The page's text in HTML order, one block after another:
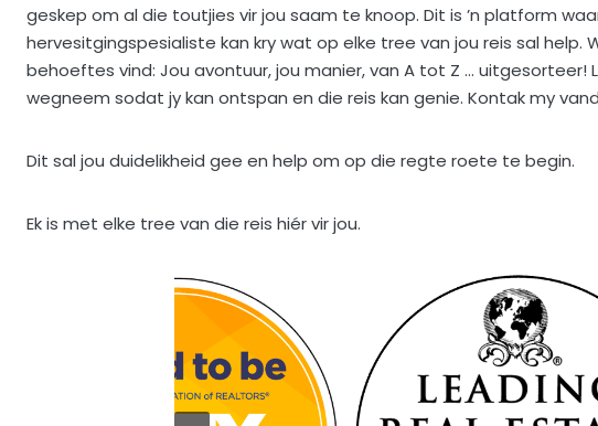
geskep om al die toutjies vir jou saam te knoop. Dit is ’n platform
hervesitgingspesialiste kan kry wat op elke tree van jou reis sal help.
behoeftes vind: Jou avontuur, jou manier, van A tot Z … uitgesorteer!
wegneem sodat jy kan ontspan en die reis kan genie. Kontak my
Dit sal jou duidelikheid gee en help om op die regte roete te begin.
Ek is met elke tree van die reis hiér vir jou.